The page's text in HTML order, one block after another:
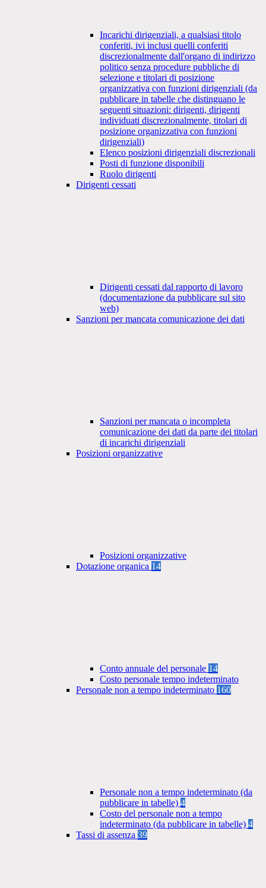
Incarichi dirigenziali, a qualsiasi titolo
conferiti, ivi inclusi quelli conferiti
discrezionalmente dall'organo di indirizzo
politico senza procedure pubbliche di
selezione e titolari di posizione
organizzativa con funzioni dirigenziali (da
pubblicare in tabelle che distinguano le
seguenti situazioni: dirigenti, dirigenti
individuati discrezionalmente, titolari di
posizione organizzativa con funzioni
dirigenziali)
Elenco posizioni dirigenziali discrezionali
Posti di funzione disponibili
Ruolo dirigenti
Dirigenti cessati
Dirigenti cessati dal rapporto di lavoro
(documentazione da pubblicare sul sito
web)
Sanzioni per mancata comunicazione dei dati
Sanzioni per mancata o incompleta
comunicazione dei dati da parte dei titolari
di incarichi dirigenziali
Posizioni organizzative
Posizioni organizzative
Dotazione organica 14
Conto annuale del personale 14
Costo personale tempo indeterminato
Personale non a tempo indeterminato 160
Personale non a tempo indeterminato (da
pubblicare in tabelle) 4
Costo del personale non a tempo
indeterminato (da pubblicare in tabelle) 4
Tassi di assenza 39